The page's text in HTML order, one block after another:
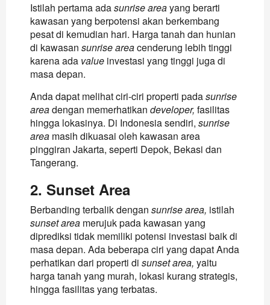
Istilah pertama adasunrise areayang berarti
kawasan yang berpotensi akan berkembang
pesat di kemudian hari. Harga tanah dan hunian
di kawasan sunrise areacenderung lebih tinggi
karena ada value investasi yang tinggi juga di
masa depan.
Anda dapat melihat ciri-ciri properti padasunrise
areadengan memerhatikan developer, fasilitas
hingga lokasinya. Di Indonesia sendiri, sunrise
area masih dikuasai oleh kawasan area
pinggiran Jakarta, seperti Depok, Bekasi dan
Tangerang.
2. Sunset Area
Berbanding terbalik dengan sunrise area, istilah
sunset area merujuk pada kawasan yang
diprediksi tidak memiliki potensi investasi baik di
masa depan. Ada beberapa ciri yang dapat Anda
perhatikan dari properti di sunset area, yaitu
harga tanah yang murah, lokasi kurang strategis,
hingga fasilitas yang terbatas.